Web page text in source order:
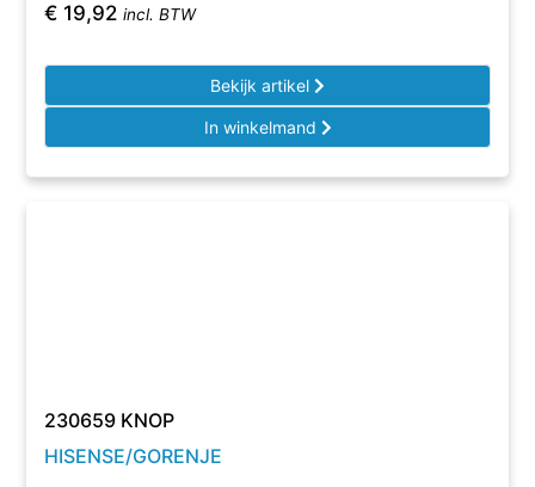
€ 19,92 incl. BTW
Bekijk artikel
In winkelmand
230659 KNOP
HISENSE/GORENJE